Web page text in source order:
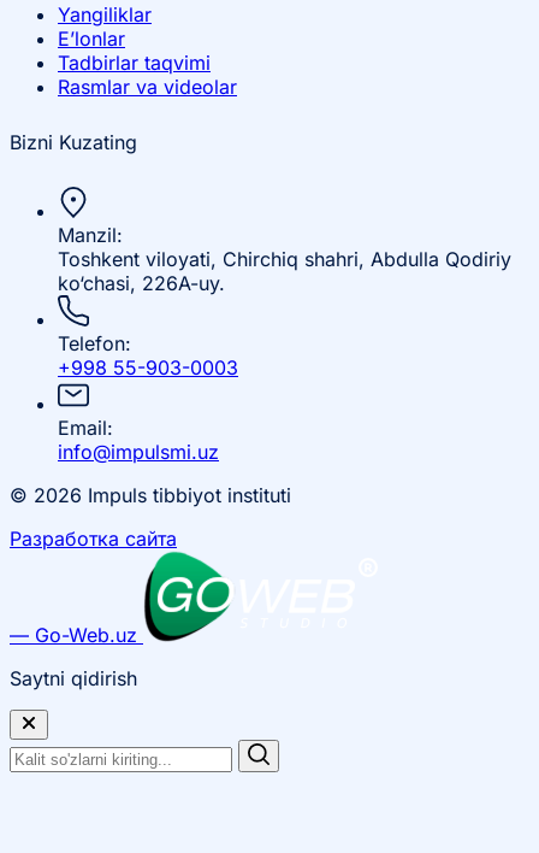
Yangiliklar
E’lonlar
Tadbirlar taqvimi
Rasmlar va videolar
Bizni Kuzating
Manzil:
Toshkent viloyati, Chirchiq shahri, Abdulla Qodiriy
ko‘chasi, 226A-uy.
Telefon:
+998 55-903-0003
Email:
info@impulsmi.uz
© 2026 Impuls tibbiyot instituti
Разработка сайта
— Go-Web.uz
Saytni qidirish